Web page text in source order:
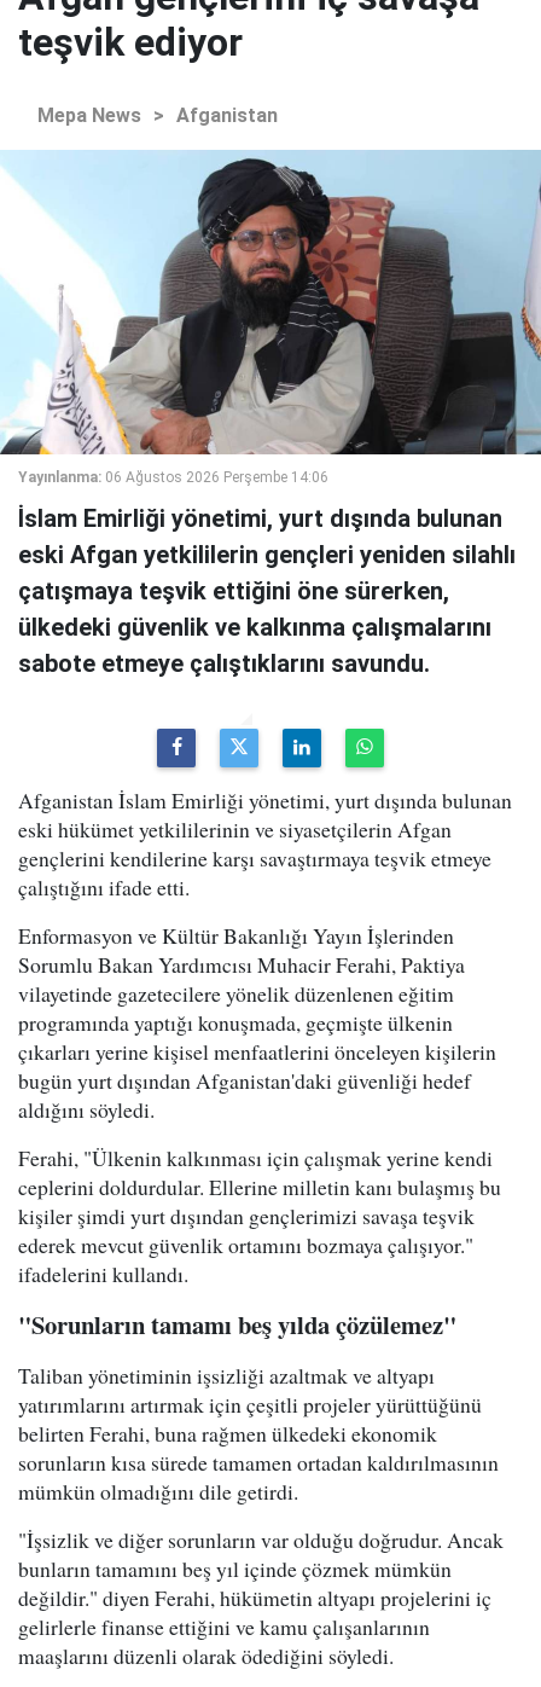
teşvik ediyor
Mepa News > Afganistan
Yayınlanma: 06 Ağustos 2026 Perşembe 14:06
İslam Emirliği yönetimi, yurt dışında bulunan
eski Afgan yetkililerin gençleri yeniden silahlı
çatışmaya teşvik ettiğini öne sürerken,
ülkedeki güvenlik ve kalkınma çalışmalarını
sabote etmeye çalıştıklarını savundu.
Afganistan İslam Emirliği yönetimi, yurt dışında bulunan
eski hükümet yetkililerinin ve siyasetçilerin Afgan
gençlerini kendilerine karşı savaştırmaya teşvik etmeye
çalıştığını ifade etti.
Enformasyon ve Kültür Bakanlığı Yayın İşlerinden
Sorumlu Bakan Yardımcısı Muhacir Ferahi, Paktiya
vilayetinde gazetecilere yönelik düzenlenen eğitim
programında yaptığı konuşmada, geçmişte ülkenin
çıkarları yerine kişisel menfaatlerini önceleyen kişilerin
bugün yurt dışından Afganistan'daki güvenliği hedef
aldığını söyledi.
Ferahi, "Ülkenin kalkınması için çalışmak yerine kendi
ceplerini doldurdular. Ellerine milletin kanı bulaşmış bu
kişiler şimdi yurt dışından gençlerimizi savaşa teşvik
ederek mevcut güvenlik ortamını bozmaya çalışıyor."
ifadelerini kullandı.
"Sorunların tamamı beş yılda çözülemez"
Taliban yönetiminin işsizliği azaltmak ve altyapı
yatırımlarını artırmak için çeşitli projeler yürüttüğünü
belirten Ferahi, buna rağmen ülkedeki ekonomik
sorunların kısa sürede tamamen ortadan kaldırılmasının
mümkün olmadığını dile getirdi.
"İşsizlik ve diğer sorunların var olduğu doğrudur. Ancak
bunların tamamını beş yıl içinde çözmek mümkün
değildir." diyen Ferahi, hükümetin altyapı projelerini iç
gelirlerle finanse ettiğini ve kamu çalışanlarının
maaşlarını düzenli olarak ödediğini söyledi.